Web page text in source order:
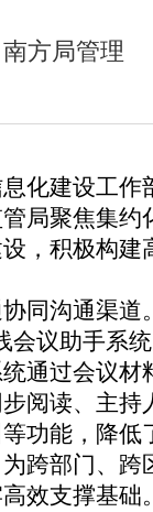
方局管理
化建设工
局聚焦集约
， 积极构建
同沟通渠道
会议助手系
通过会议材
阅读、主
功能， 降低
跨部门、
效支撑基础